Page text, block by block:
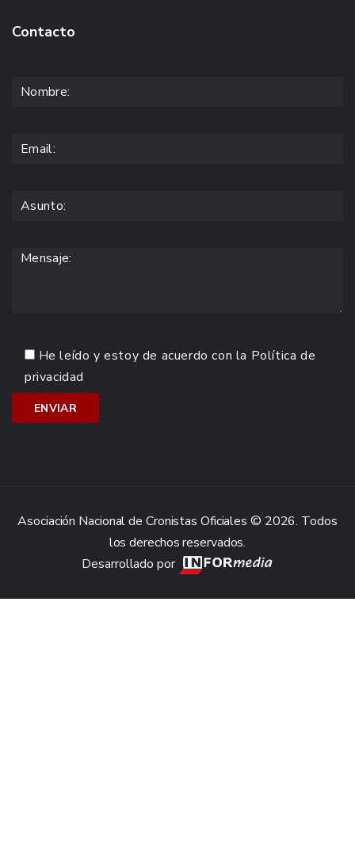
Contacto
He leído y estoy de acuerdo con la Política de
privacidad
Asociación Nacional de Cronistas Oficiales © 2026. Todos
los derechos reservados.
Desarrollado por